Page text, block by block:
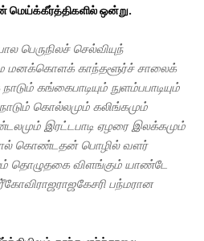
மெய்க்கீர்த்திகளில் ஒன்று.
பெருநிலச் செல்வியுந்
மனக்கொளக் காந்தளூர்ச் சாலைக்
கங்கைபாடியும் நுளம்பபாடியும்
நாடும் கொல்லமும் கலிங்கமும்
இரட்டபாடி ஏழரை இலக்கமும்
கொண்டதன் பொழில் வளர்
தொழுதகை விளங்கும் யாண்டே
பந்மரான